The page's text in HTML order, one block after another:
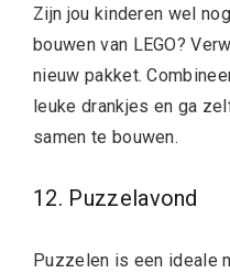
Zijn jou kinderen wel
bouwen van LEGO?
nieuw pakket.
leuke drankjes en ga
samen te bouwen.
12. Puzzelavond
Puzzelen is een ideale